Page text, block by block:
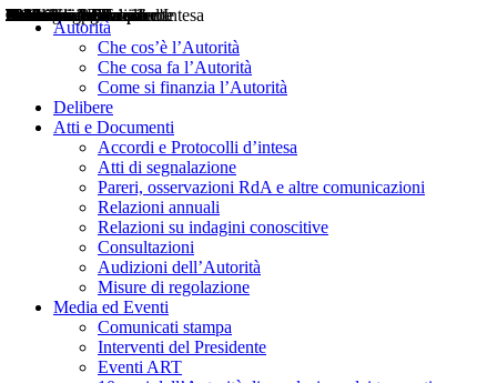
Autorità
Che cos’è l’Autorità
Che cosa fa l’Autorità
Come si finanzia l’Autorità
Delibere
Atti e Documenti
Accordi e Protocolli d’intesa
Atti di segnalazione
Pareri, osservazioni RdA e altre comunicazioni
Relazioni annuali
Relazioni su indagini conoscitive
Consultazioni
Audizioni dell’Autorità
Misure di regolazione
Media ed Eventi
Comunicati stampa
Interventi del Presidente
Eventi ART
Delibere
Pareri
Consultazioni
Audizioni
Atti di Segnalazione
Accordi e Protocolli d'Intesa
Relazioni annuali
Misure di regolazione
Notizie
Comunicati Stampa
Bollettini ART
Convegni ART
Interviste del Presidente
Articoli in primo piano
Interventi del Presidente
2004
2005
2010
2013
2014
2015
2016
2017
2018
2019
202
2020
2021
2022
2023
2024
2025
2026
Aereo
Marittimo
Terrestre